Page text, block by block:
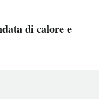
di calore e